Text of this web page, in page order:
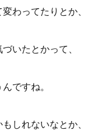
わってたりとか、
いたとかって、
ですね。
しれないなとか、